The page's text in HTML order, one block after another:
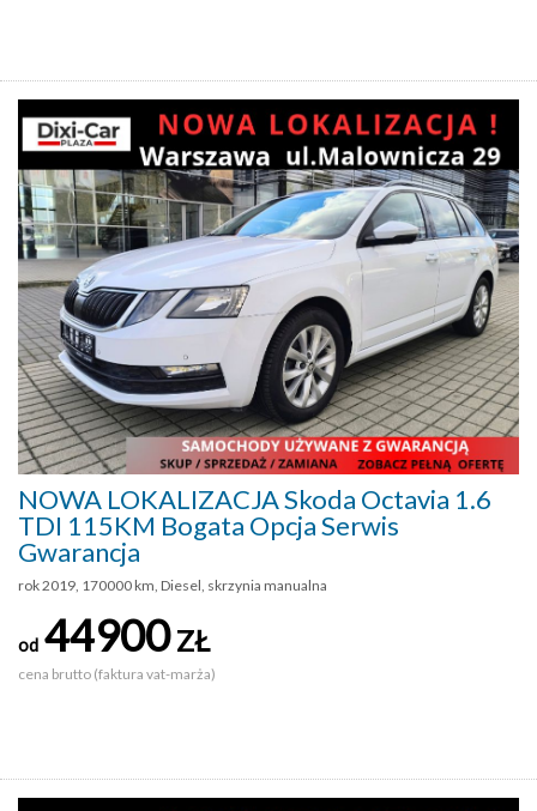
NOWA LOKALIZACJA Skoda Octavia 1.6
TDI 115KM Bogata Opcja Serwis
Gwarancja
rok 2019, 170000 km, Diesel, skrzynia manualna
od 44900ZŁ
cena brutto (faktura vat-marża)